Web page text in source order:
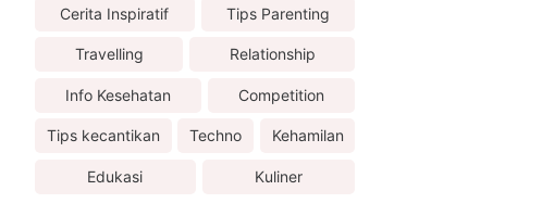
Cerita Inspiratif Tips Parenting
Travelling Relationship
Info Kesehatan Competition
Tips kecantikan Techno Kehamilan
Edukasi Kuliner